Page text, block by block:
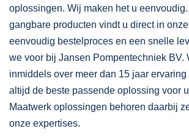
oplossingen. Wij maken het u
gangbare producten vindt u direct in
eenvoudig bestelproces en een snelle
we voor bij Jansen Pompentechniek BV.
inmiddels over meer dan 15 jaar
altijd de beste passende oplossing voor
Maatwerk oplossingen behoren daarbij
onze expertises.